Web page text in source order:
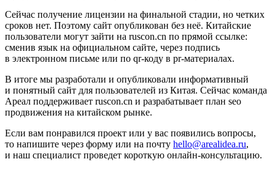
Сейчас получение лицензии на финальной стадии, но четких
сроков нет. Поэтому сайт опубликован без неё. Китайские
пользователи могут зайти на ruscon.cn по прямой ссылке:
сменив язык на официальном сайте, через подпись
в электронном письме или по qr-коду в pr-материалах.
В итоге мы разработали и опубликовали информативный
и понятный сайт для пользователей из Китая. Сейчас команда
Ареал поддерживает ruscon.cn и разрабатывает план seo
продвижения на китайском рынке.
Если вам понравился проект или у вас появились вопросы,
то напишите через форму или на почту hello@arealidea.ru,
и наш специалист проведет короткую онлайн-консультацию.